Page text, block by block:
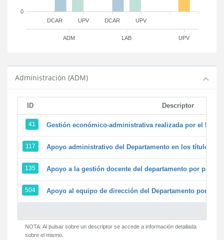
DCAR DCAR
UPV UPV
ADM LAB UPV
0
Administración (ADM)
ID Descriptor
41 Gestión económico-administrativa realizada por el
117 Apoyo administrativo del Departamento en los títulos de
135 Apoyo a la gestión docente del departamento por parte
504 Apoyo al equipo de dirección del Departamento por
NOTA: Al pulsar sobre un descriptor se accede a información detallada
sobre el mismo.